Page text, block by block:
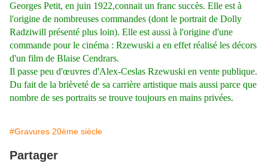
Georges Petit, en juin 1922,connait un franc succès. Elle est à
l'origine de nombreuses commandes (dont le portrait de Dolly
Radziwill présenté plus loin). Elle est aussi à l'origine d'une
commande pour le cinéma : Rzewuski a en effet réalisé les décors
d'un film de Blaise Cendrars.
Il passe peu d'œuvres d'Alex-Ceslas Rzewuski en vente publique.
Du fait de la brièveté de sa carrière artistique mais aussi parce que
nombre de ses portraits se trouve toujours en mains privées.
#Gravures 20ème siècle
Partager